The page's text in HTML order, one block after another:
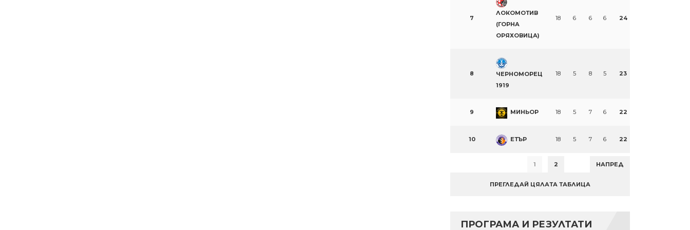
7
ЛОКОМОТИВ
(ГОРНА
ОРЯХОВИЦА)
18 6 6 6 24
8
ЧЕРНОМОРЕЦ
1919
18 5 8 5 23
9 МИНЬОР 18 5 7 6 22
10 ЕТЪР 18 5 7 6 22
1 2 НАПРЕД
ПРЕГЛЕДАЙ ЦЯЛАТА ТАБЛИЦА
ПРОГРАМА И РЕЗУЛТАТИ